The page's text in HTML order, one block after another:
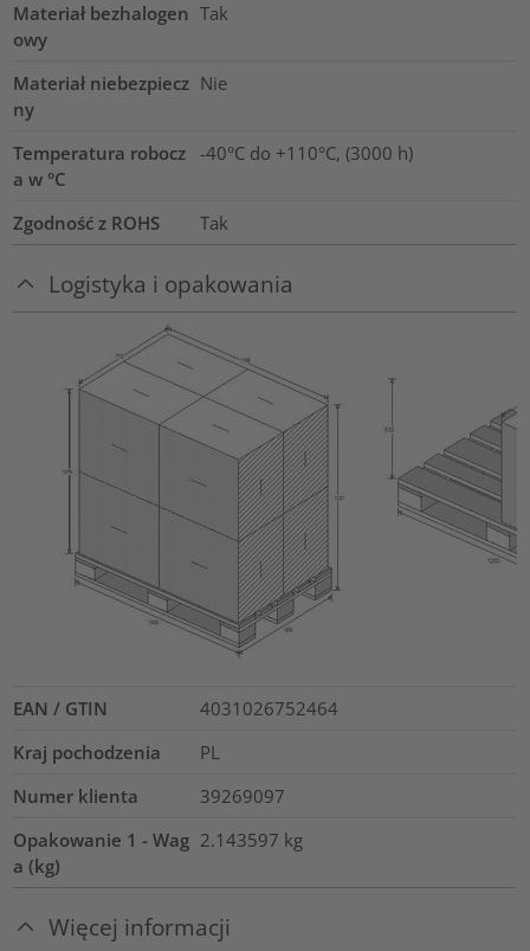
Materiał bezhalogen
owy
Tak
Materiał niebezpiecz
ny
Nie
Temperatura robocz
a w °C
-40°C do +110°C, (3000 h)
Zgodność z ROHS Tak
Logistyka i opakowania
EAN / GTIN
4031026752464
Kraj pochodzenia
PL
Numer klienta
39269097
Opakowanie 1 - Wag
a (kg)
2.143597 kg
Więcej informacji